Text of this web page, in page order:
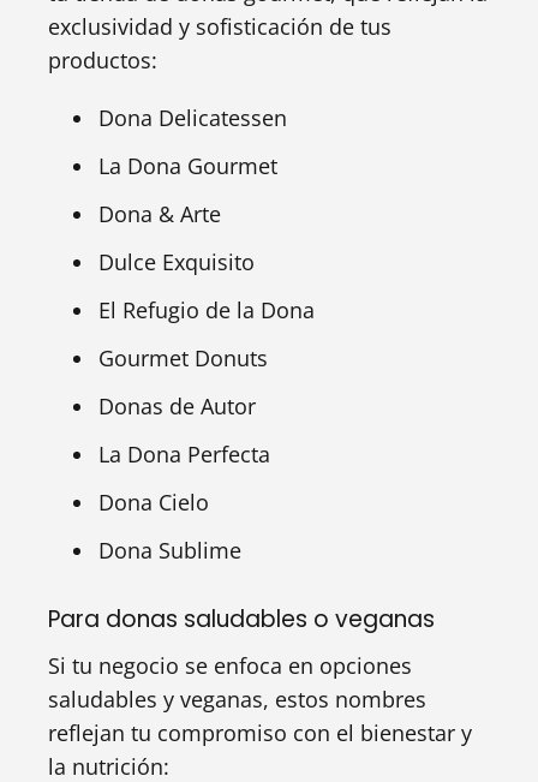
exclusividad y sofisticación de tus
productos:
Dona Delicatessen
La Dona Gourmet
Dona & Arte
Dulce Exquisito
El Refugio de la Dona
Gourmet Donuts
Donas de Autor
La Dona Perfecta
Dona Cielo
Dona Sublime
Para donas saludables o veganas
Si tu negocio se enfoca en opciones
saludables y veganas, estos nombres
reflejan tu compromiso con el bienestar y
la nutrición: